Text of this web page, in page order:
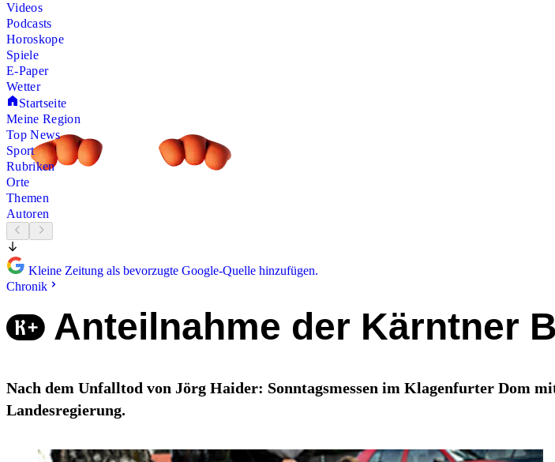
Videos
Podcasts
Horoskope
Spiele
E-Paper
Wetter
Startseite
Meine Region
Top News
Sport
Rubriken
Orte
Themen
Autoren
Kleine Zeitung als bevorzugte Google-Quelle hinzufügen.
Chronik
Anteilnahme der Kärntner
Nach dem Unfalltod von Jörg Haider: Sonntagsmessen im Klagenfurter Dom
Landesregierung.